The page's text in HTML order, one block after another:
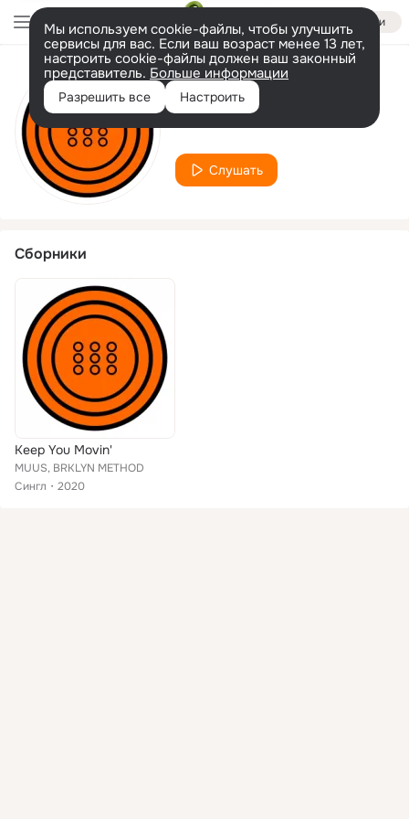
Войти
Мы используем cookie-файлы, чтобы улучшить
сервисы для вас. Если ваш возраст менее 13 лет,
настроить cookie-файлы должен ваш законный
представитель. Больше информации
Разрешить все Настроить
Исполнитель
BRKLYN METHOD
Слушать
Сборники
Keep You Movin'
MUUS, BRKLYN METHOD
Сингл
2020